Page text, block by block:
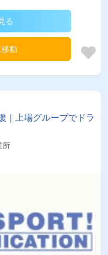
る
動
｜上場グループでドラ
所